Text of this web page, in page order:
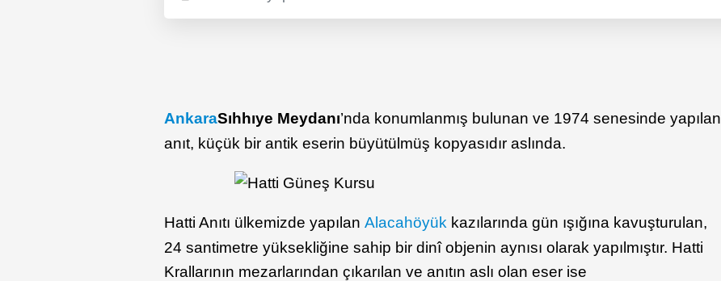
AnkaraSıhhıye Meydanı’nda konumlanmış bulunan ve 1974 senesinde yapılan
anıt, küçük bir antik eserin büyütülmüş kopyasıdır aslında.
Hatti Anıtı ülkemizde yapılanAlacahöyük kazılarında gün ışığına kavuşturulan,
24 santimetre yüksekliğine sahip bir dinî objenin aynısı olarak yapılmıştır. Hatti
Krallarının mezarlarından çıkarılan ve anıtın aslı olan eser ise